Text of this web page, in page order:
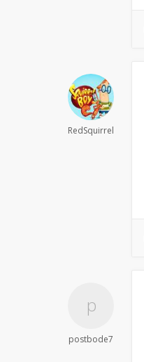
RedSquirrel
postbode7